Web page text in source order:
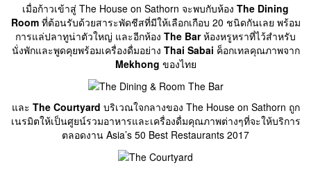
เมื่อก้าวเข้าสู่ The House on Sathorn จะพบกับห้อง The Dining
Roomที่ต้อนรับด้วยสาระพัดชีสที่มีให้เลือกเกือบ 20 ชนิดกันเลย พร้อม
การแล่ปลาทูน่าตัวใหญ่ และอีกห้อง The Barห้องหรูหราที่ไว้สำหรับ
นั่งพักและพูดคุยพร้อมเครื่องดื่มอย่าง Thai Sabai ค็อกเทลคุณภาพจาก
Mekhong ของไทย
และ The Courtyard บริเวณใจกลางของ The House on Sathorn ถูก
เนรมิตให้เป็นศูยน์รวมอาหารและเครื่องดื่มคุณภาพต่างๆที่จะให้บริการ
ตลอดงาน Asia’s 50 Best Restaurants 2017